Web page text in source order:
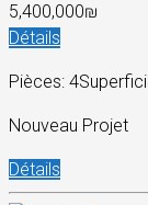
5,400,000₪
Détails
Pièces: 4
Nouveau Projet
Détails